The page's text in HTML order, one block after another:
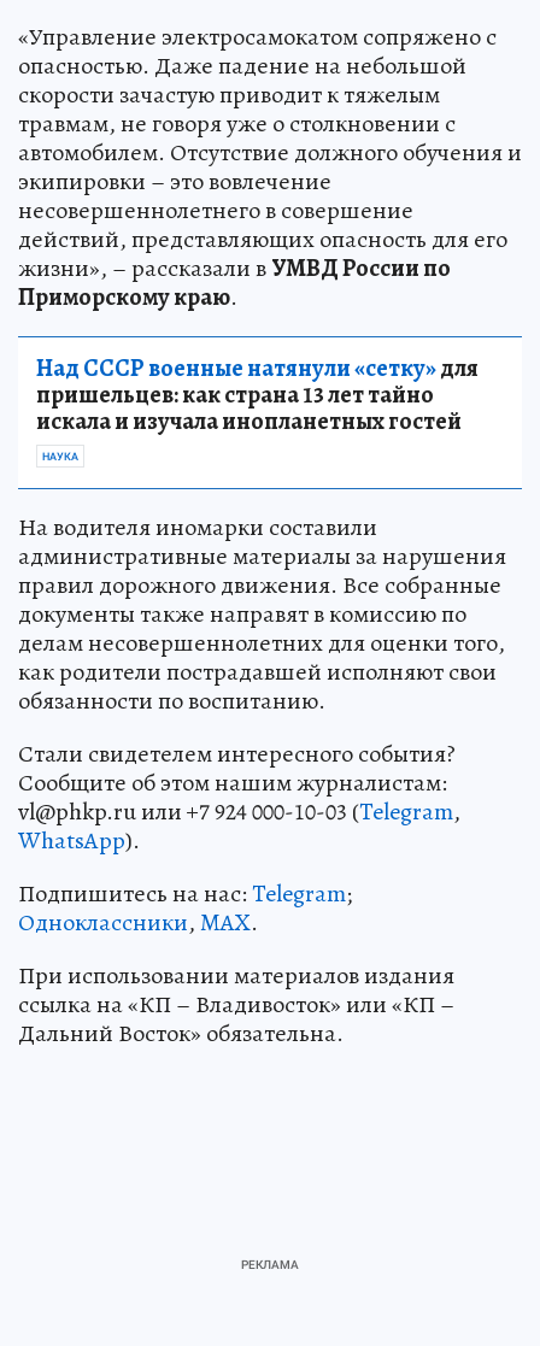
«Управление электросамокатом сопряжено с
опасностью. Даже падение на небольшой
скорости зачастую приводит к тяжелым
травмам, не говоря уже о столкновении с
автомобилем. Отсутствие должного обучения и
экипировки – это вовлечение
несовершеннолетнего в совершение
действий, представляющих опасность для его
жизни», – рассказали вУМВД России по
Приморскому краю.
Над СССР военные натянули «сетку»для
пришельцев: как страна 13 лет тайно
искала и изучала инопланетных гостей
НАУКА
На водителя иномарки составили
административные материалы за нарушения
правил дорожного движения. Все собранные
документы также направят в комиссию по
делам несовершеннолетних для оценки того,
как родители пострадавшей исполняют свои
обязанности по воспитанию.
Стали свидетелем интересного события?
Сообщите об этом нашим журналистам:
vl@phkp.ru или +7 924 000-10-03 (Telegram,
WhatsApp).
Подпишитесь на нас:Telegram;
Одноклассники,MAX.
При использовании материалов издания
ссылка на «КП – Владивосток» или «КП –
Дальний Восток» обязательна.